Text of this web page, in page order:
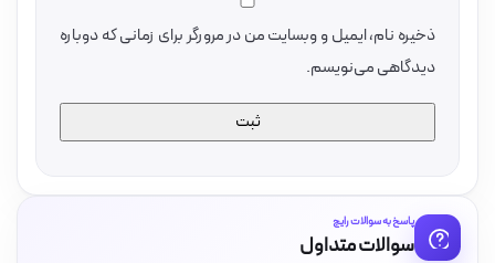
ذخیره نام، ایمیل و وبسایت من در مرورگر برای زمانی که دوباره
دیدگاهی می‌نویسم.
پاسخ به سوالات رایج
سوالات متداول